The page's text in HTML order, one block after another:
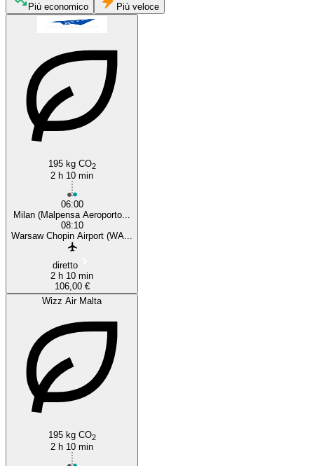
Più economico Più veloce
195 kg CO2
2 h 10 min
06:00
Milan (Malpensa Aeroporto...
08:10
Warsaw Chopin Airport (WA...
diretto
2 h 10 min
106,00 €
Wizz Air Malta
195 kg CO2
2 h 10 min